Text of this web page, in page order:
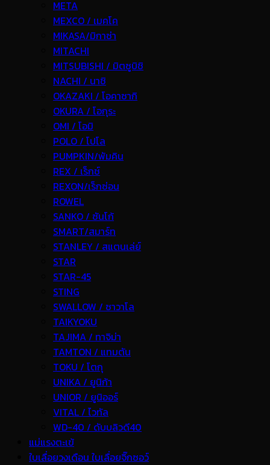
META
MEXCO / เมคโค
MIKASA/มิกาซ่า
MITACHI
MITSUBISHI / มิตซูบิชิ
NACHI / นาชิ
OKAZAKI / โอคาซากิ
OKURA / โอกุระ
OMI / โอมิ
POLO / โปโล
PUMPKIN/พัมคิน
REX / เร็กช์
REXON/เร็กซ่อน
ROWEL
SANKO / ซันโก้
SMART/สมาร์ท
STANLEY / สแตนเล่ย์
STAR
STAR-45
STING
SWALLOW / ซาวาโล
TAIKYOKU
TAJIMA / ทาจิม่า
TAMTON / แทมตัน
TOKU / โตกุ
UNIKA / ยูนิก้า
UNIOR / ยูนิออร์
VITAL / ไวทัล
WD-40 / ดับบลิวดี40
แม่แรงตะเข้
ใบเลื่อยวงเดือน ใบเลื่อยจิ๊กซอว์